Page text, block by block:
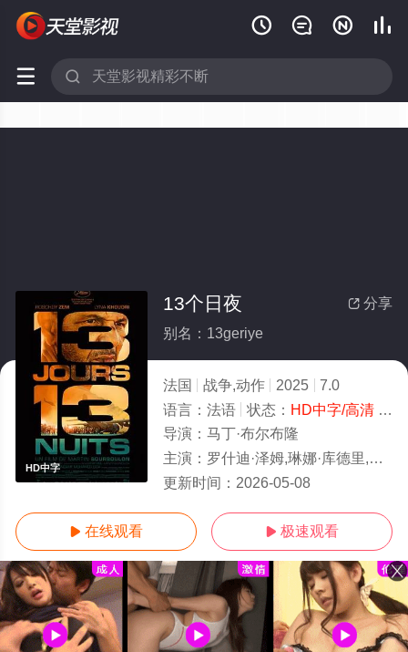
   
 
HD中字
 分享
13个日夜
别名：13geriye
法国 战争,动作 2025
7.0
语言： 法语 状态： HD中字/高清- 免费在线观看
导演： 马丁·布尔布隆
主演： 罗什迪·泽姆,琳娜·库德里,西瑟·巴比特·科努德森,克里斯托弗·蒙特内兹,伊安·蒂阿尔,法蒂玛·埃多姆,肖艾布·赛义
更新时间： 2026-05-08
 在线观看  极速观看